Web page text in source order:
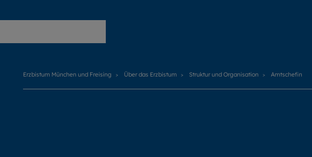
Erzbistum München und Freising Über das Erzbistum Struktur und Organisation Amtschefin